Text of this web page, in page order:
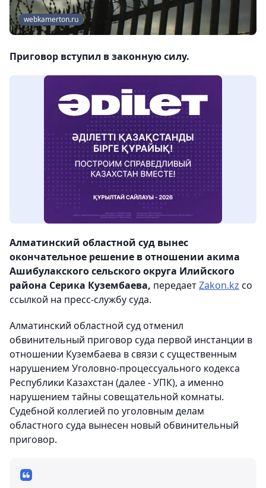
webkamerton.ru
Приговор вступил в законную силу.
Алматинский областной суд вынес
окончательное решение в отношении акима
Ашибулакского сельского округа Илийского
района Серика Кузембаева, передаетZakon.kz со
ссылкой на пресс-службу суда.
Алматинский областной суд отменил
обвинительный приговор суда первой инстанции в
отношении Кузембаева в связи с существенным
нарушением Уголовно-процессуального кодекса
Республики Казахстан (далее - УПК), а именно
нарушением тайны совещательной комнаты.
Судебной коллегией по уголовным делам
областного суда вынесен новый обвинительный
приговор.